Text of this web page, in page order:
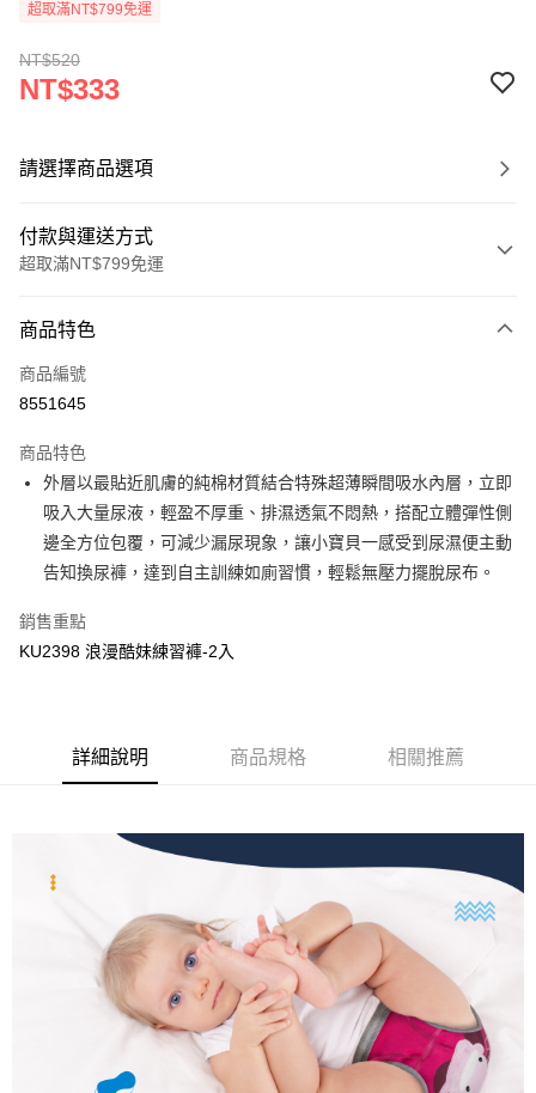
超取滿NT$799免運
NT$520
NT$333
請選擇商品選項
付款與運送方式
超取滿NT$799免運
信用卡一次付款
信用卡分期付款
合作金庫商業銀行
華南商業銀行
彰化商業銀行
上海商業儲蓄銀行
台北富邦商業銀行
國泰世華商業銀行
兆豐國際商業銀行
臺灣中小企業銀行
台中商業銀行
聯邦商業銀行
元大商業銀行
超商取貨付款
LINE Pay
Apple Pay
悠遊付
AFTEE先享後付
【關於「AFTEE先享後付」】
AFTEE先享後付是「在收到商品之後才付款」的支付方式。 讓您購物簡單
便利好安心！
１．簡單：不需註冊會員、不需綁卡、不需儲值。
２．便利：只要手機號碼，簡訊認證，即可結帳。
３．安心：先確認商品／服務後，再付款。
【「AFTEE先享後付」結帳流程】
１．於結帳方式選擇「AFTEE先享後付」後，將跳轉至「AFTEE先享後付」
結帳頁面，進行簡訊認證並確認金額後，即可完成結帳。
２．訂單成立數日內，您將收到繳費通知簡訊。
３．收到繳費通知簡訊後14天內，點擊此簡訊中的連結，可透過四大超商／
全家取貨付款
每筆NT$150，滿NT$799(含以上)免運費
每筆NT$150，滿NT$799(含以上)免運費
商品特色
商品編號
8551645
商品特色
外層以最貼近肌膚的純棉材質結合特殊超薄瞬間吸水內層，立即
吸入大量尿液，輕盈不厚重、排濕透氣不悶熱，搭配立體彈性側
邊全方位包覆，可減少漏尿現象，讓小寶貝一感受到尿濕便主動
告知換尿褲，達到自主訓練如廁習慣，輕鬆無壓力擺脫尿布。
銷售重點
KU2398 浪漫酷妹練習褲-2入
詳細說明 商品規格 相關推薦